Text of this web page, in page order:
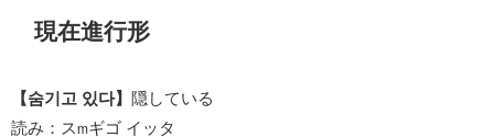
現在進行形
【숨기고 있다】 隠している
読み：ス mギゴ イッタ